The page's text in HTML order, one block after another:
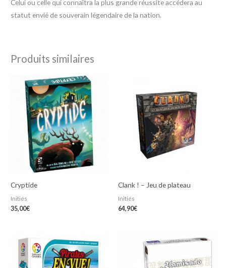
Celui ou celle qui connaîtra la plus grande réussite accédera au
statut envié de souverain légendaire de la nation.
Produits similaires
Cryptide
Initiés
35,00€
Clank ! – Jeu de plateau
Initiés
64,90€